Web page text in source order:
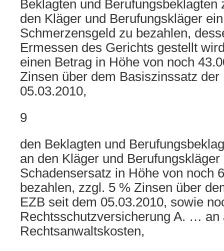
Beklagten und Berufungsbeklagten
den Kläger und Berufungskläger
Schmerzensgeld zu bezahlen,
Ermessen des Gerichts gestellt
einen Betrag in Höhe von noch
Zinsen über dem Basiszinssatz der
05.03.2010,
9
den Beklagten und
an den Kläger und
Schadensersatz in Höhe von noch
bezahlen, zzgl. 5 % Zinsen über
EZB seit dem 05.03.2010, sowie
Rechtsschutzversicherung A. … an
Rechtsanwaltskosten,